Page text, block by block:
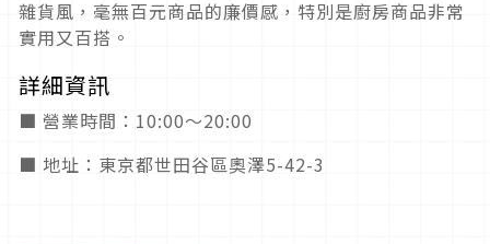
雜貨風，毫無百元商品的廉價感，特別是廚房商品非常
實用又百搭。
詳細資訊
■ 營業時間：10:00～20:00
■ 地址：東京都世田谷區奧澤5-42-3